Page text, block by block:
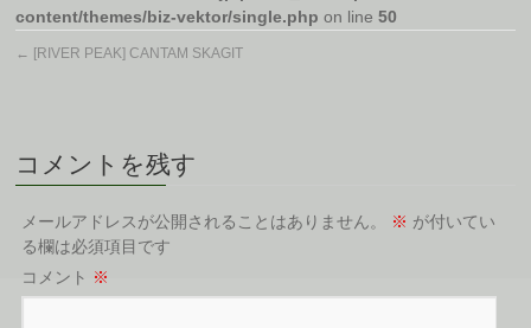
content/themes/biz-vektor/single.php on line50
← [RIVER PEAK] CANTAM SKAGIT
コメントを残す
メールアドレスが公開されることはありません。 ※ が付いてい
る欄は必須項目です
コメント ※